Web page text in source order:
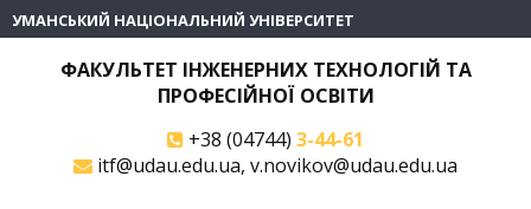
УМАНСЬКИЙ НАЦІОНАЛЬНИЙ УНІВЕРСИТЕТ
ФАКУЛЬТЕТ ІНЖЕНЕРНИХ ТЕХНОЛОГІЙ ТА
ПРОФЕСІЙНОЇ ОСВІТИ
+38 (04744) 3-44-61
itf@udau.edu.ua, v.novikov@udau.edu.ua